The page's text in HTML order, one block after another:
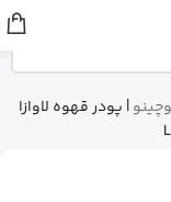
| پودر قهوه لاوازا